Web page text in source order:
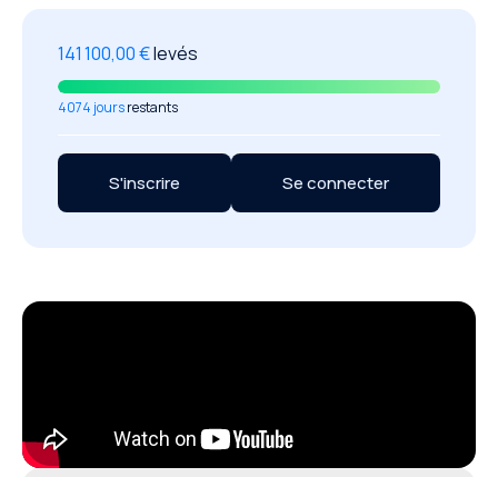
141 100,00 €levés
4074 joursrestants
S'inscrire Se connecter